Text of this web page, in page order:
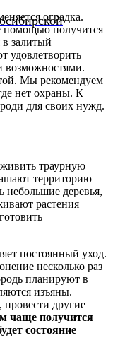
оградка.
помощью получится
в залитый
удовлетворить
Мы рекомендуем
нет охраны. К
для своих нужд.
траурную
территорию
деревья,
растения
постоянный уход.
несколько раз
планируют в
изъяны.
другие
чаще получится
состояние